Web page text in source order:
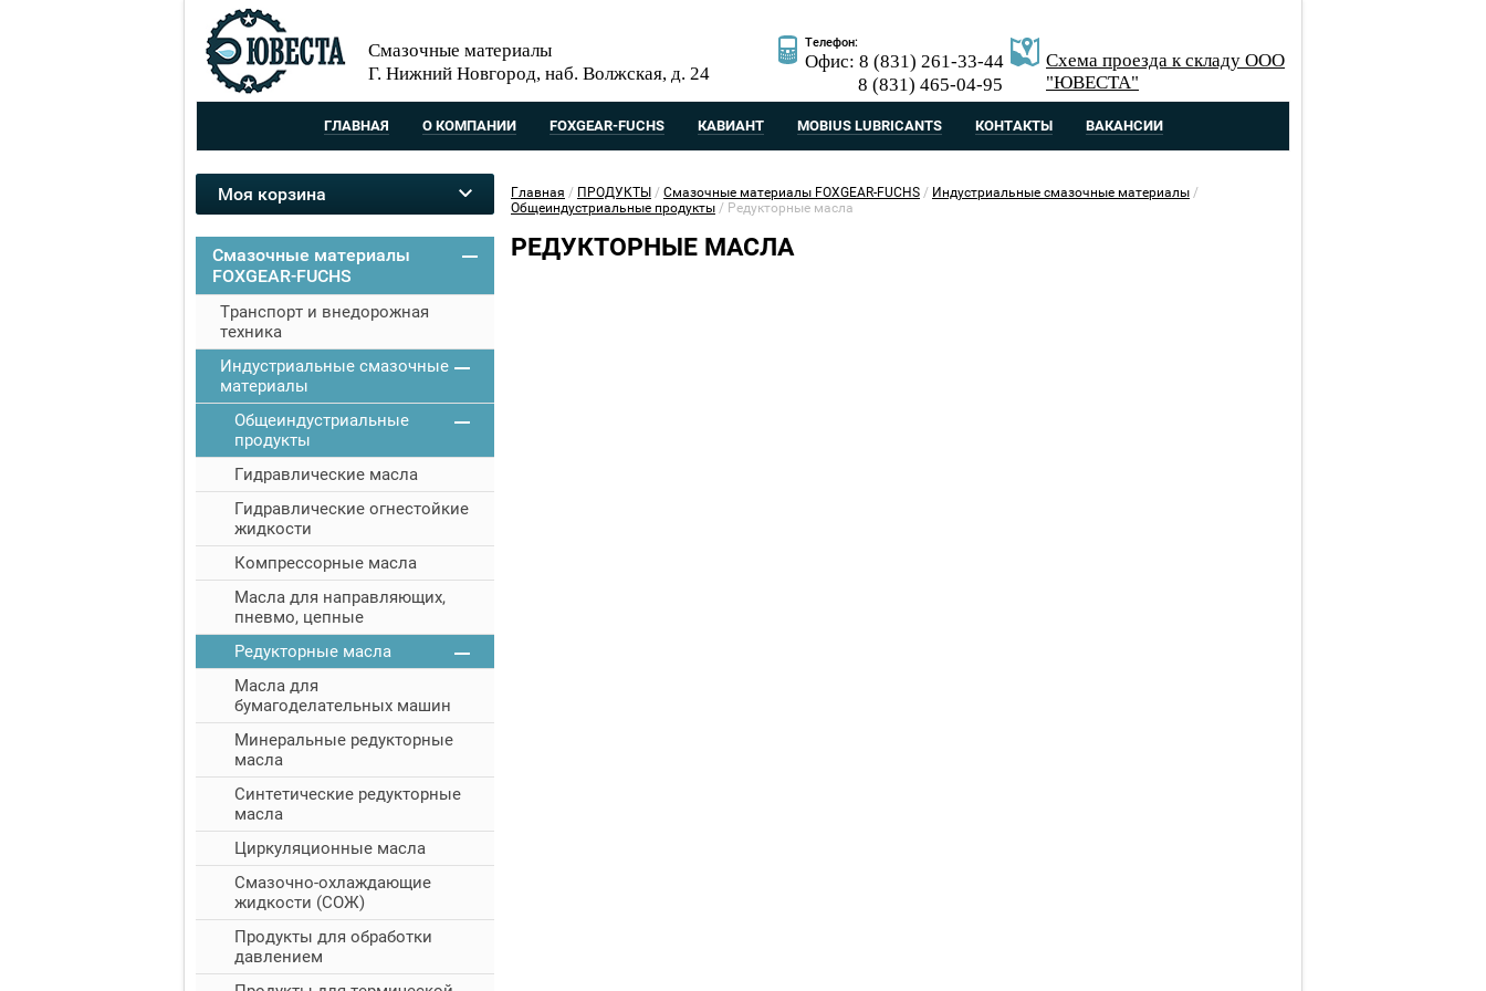
Смазочные материалы
Г. Нижний Новгород, наб. Волжская, д. 24
Телефон:
Офис: 8 (831) 261-33-44
8 (831) 465-04-95
Схема проезда к складу ООО
"ЮВЕСТА"
ГЛАВНАЯ О КОМПАНИИ FOXGEAR-FUCHS КАВИАНТ MOBIUS LUBRICANTS КОНТАКТЫ ВАКАНСИИ
Моя корзина
Смазочные материалы
FOXGEAR-FUCHS
Транспорт и внедорожная
техника
Индустриальные смазочные
материалы
Общеиндустриальные
продукты
Гидравлические масла
Гидравлические огнестойкие
жидкости
Компрессорные масла
Масла для направляющих,
пневмо, цепные
Редукторные масла
Масла для
бумагоделательных машин
Минеральные редукторные
масла
Синтетические редукторные
масла
Циркуляционные масла
Смазочно-охлаждающие
жидкости (СОЖ)
Продукты для обработки
давлением
Главная / ПРОДУКТЫ / Смазочные материалы FOXGEAR-FUCHS / Индустриальные смазочные материалы /
Общеиндустриальные продукты / Редукторные масла
РЕДУКТОРНЫЕ МАСЛА